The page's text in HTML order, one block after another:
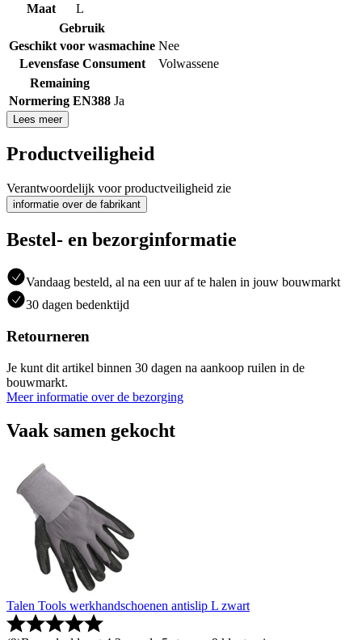
Maat
L
Gebruik
Geschikt voor wasmachine Nee
Levensfase Consument
Volwassene
Remaining
Normering EN388 Ja
Lees meer
Productveiligheid
Verantwoordelijk voor productveiligheid zie
informatie over de fabrikant
Bestel- en bezorginformatie
Vandaag besteld, al na een uur af te halen in jouw bouwmarkt
30 dagen bedenktijd
Retourneren
Je kunt dit artikel binnen 30 dagen na aankoop ruilen in de
bouwmarkt.
Meer informatie over de bezorging
Vaak samen gekocht
Talen Tools werkhandschoenen antislip L zwart